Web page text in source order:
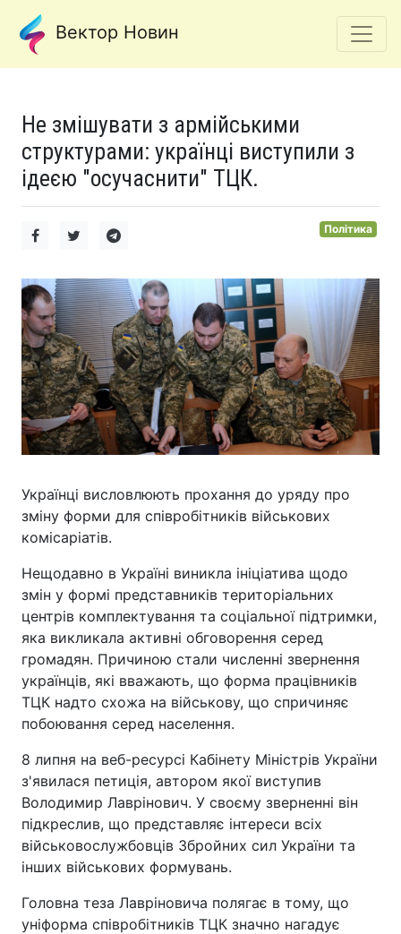
Вектор Новин
Не змішувати з армійськими
структурами: українці виступили з
ідеєю "осучаснити" ТЦК.
Політика
Українці висловлюють прохання до уряду про
зміну форми для співробітників військових
комісаріатів.
Нещодавно в Україні виникла ініціатива щодо
змін у формі представників територіальних
центрів комплектування та соціальної підтримки,
яка викликала активні обговорення серед
громадян. Причиною стали численні звернення
українців, які вважають, що форма працівників
ТЦК надто схожа на військову, що спричиняє
побоювання серед населення.
8 липня на веб-ресурсі Кабінету Міністрів України
з'явилася петиція, автором якої виступив
Володимир Лаврінович. У своєму зверненні він
підкреслив, що представляє інтереси всіх
військовослужбовців Збройних сил України та
інших військових формувань.
Головна теза Лавріновича полягає в тому, що
уніформа співробітників ТЦК значно нагадує